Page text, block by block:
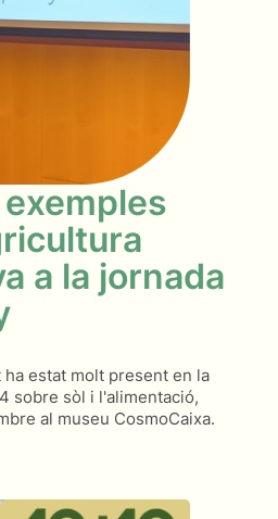
a la jornada
estat molt present en la
sobre sòl i l'alimentació,
al museu CosmoCaixa.